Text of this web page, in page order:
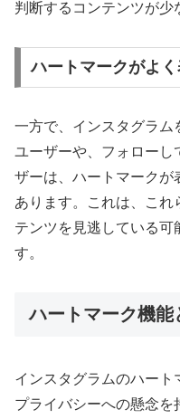
判断するコンテンツが少
ハートマークがよ
一方で、インスタグラム
ユーザーや、フォローし
ザーは、ハートマークが
あります。これは、これ
テンツを見逃している
す。
ハートマーク機
インスタグラムのハート
プライバシーへの懸念を